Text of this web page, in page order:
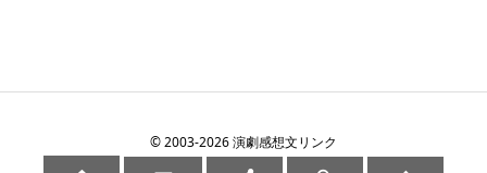
©2003-2026演劇感想文リンク